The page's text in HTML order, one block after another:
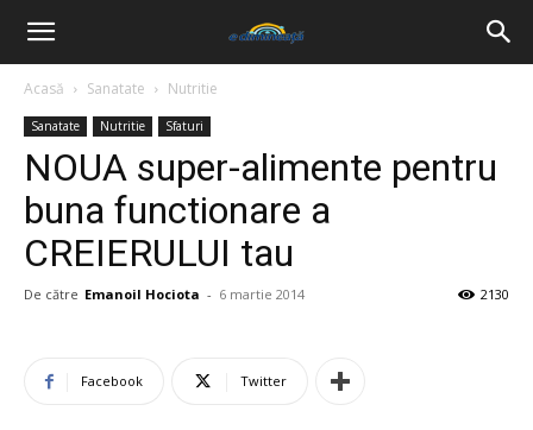
Acasă Sanatate Nutritie
Sanatate Nutritie Sfaturi
NOUA super-alimente pentru
buna functionare a
CREIERULUI tau
De către Emanoil Hociota - 6 martie 2014 2130
Facebook Twitter